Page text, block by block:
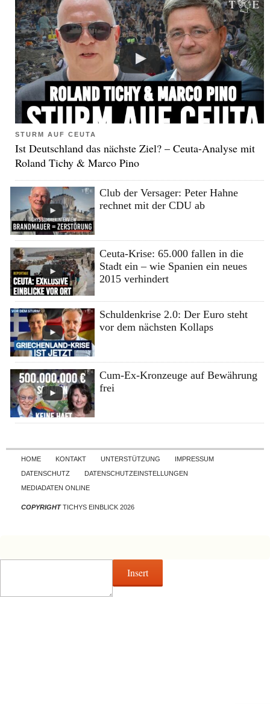
STURM AUF CEUTA
Ist Deutschland das nächste Ziel? – Ceuta-Analyse mit
Roland Tichy & Marco Pino
Club der Versager: Peter Hahne
rechnet mit der CDU ab
Ceuta-Krise: 65.000 fallen in die
Stadt ein – wie Spanien ein neues
2015 verhindert
Schuldenkrise 2.0: Der Euro steht
vor dem nächsten Kollaps
Cum-Ex-Kronzeuge auf Bewährung
frei
Skip to content
HOME KONTAKT UNTERSTÜTZUNG
IMPRESSUM
DATENSCHUTZ
DATENSCHUTZEINSTELLUNGEN
MEDIADATEN ONLINE
COPYRIGHTTICHYS EINBLICK 2026
Insert